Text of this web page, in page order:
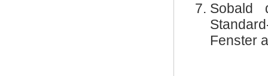
Sobald
Fenster